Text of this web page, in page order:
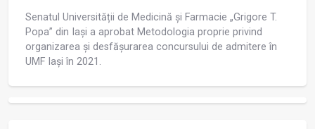
Senatul Universității de Medicină și Farmacie „Grigore T.
Popa” din Iași a aprobat Metodologia proprie privind
organizarea și desfășurarea concursului de admitere în
UMF Iași în 2021.